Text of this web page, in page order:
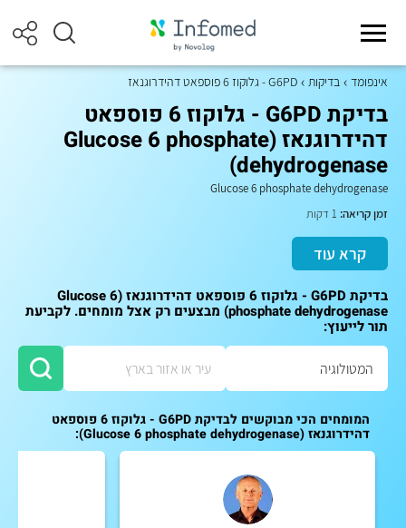
אינפומד בדיקות G6PD - גלוקוז 6 פוספאט דהידרוגנאז
בדיקת G6PD - גלוקוז 6 פוספאט
דהידרוגנאז (Glucose 6 phosphate
dehydrogenase)
Glucose 6 phosphate dehydrogenase
זמן קריאה:
קרא עוד
בדיקת G6PD - גלוקוז 6 פוספאט דהידרוגנאז (Glucose 6
phosphate dehydrogenase) מבצעים רק אצל מומחים. לקביעת
תור לייעוץ:
המומחים הכי מבוקשים לבדיקת G6PD - גלוקוז 6 פוספאט
דהידרוגנאז (Glucose 6 phosphate dehydrogenase):